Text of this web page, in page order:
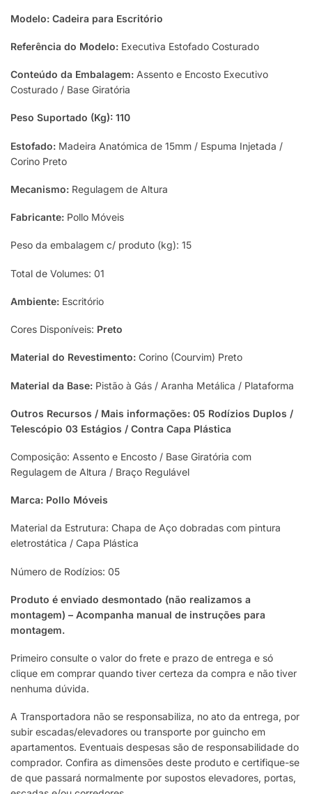
Modelo: Cadeira para Escritório
Referência do Modelo: Executiva Estofado Costurado
Conteúdo da Embalagem: Assento e Encosto Executivo
Costurado / Base Giratória
Peso Suportado (Kg): 110
Estofado: Madeira Anatómica de 15mm / Espuma Injetada /
Corino Preto
Mecanismo: Regulagem de Altura
Fabricante: Pollo Móveis
Peso da embalagem c/ produto (kg): 15
Total de Volumes: 01
Ambiente: Escritório
Cores Disponíveis: Preto
Material do Revestimento: Corino (Courvim) Preto
Material da Base: Pistão à Gás / Aranha Metálica / Plataforma
Outros Recursos / Mais informações: 05 Rodízios Duplos /
Telescópio 03 Estágios / Contra Capa Plástica
Composição: Assento e Encosto / Base Giratória com
Regulagem de Altura / Braço Regulável
Marca: Pollo Móveis
Material da Estrutura: Chapa de Aço dobradas com pintura
eletrostática / Capa Plástica
Número de Rodízios: 05
Produto é enviado desmontado (não realizamos a
montagem) – Acompanha manual de instruções para
montagem.
Primeiro consulte o valor do frete e prazo de entrega e só
clique em comprar quando tiver certeza da compra e não tiver
nenhuma dúvida.
A Transportadora não se responsabiliza, no ato da entrega, por
subir escadas/elevadores ou transporte por guincho em
apartamentos. Eventuais despesas são de responsabilidade do
comprador. Confira as dimensões deste produto e certifique-se
de que passará normalmente por supostos elevadores, portas,